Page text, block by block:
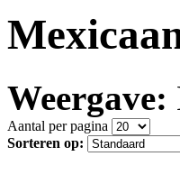
Weergave:
Aantal per pagina
Sorteren op: